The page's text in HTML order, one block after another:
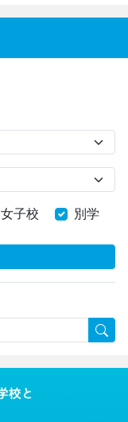
女子校 別学